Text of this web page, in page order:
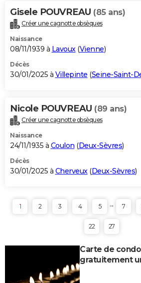
Gisele POUVREAU (85 ans)
Créer une cagnotte obsèques
Naissance
08/11/1939 à Lavoux(Vienne)
Décès
30/01/2025 à Villepinte (Seine-Saint-
Nicole POUVREAU (89 ans)
Créer une cagnotte obsèques
Naissance
24/11/1935 à Coulon (Deux-Sèvres)
Décès
30/01/2025 à Cherveux (Deux-Sèvres)
1 2 3 4 5 ... 7
22 27
Carte de
gratuitement